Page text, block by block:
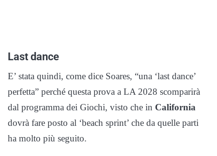
Last dance
E’ stata quindi, come dice Soares, “una ‘last dance’
perfetta” perché questa prova a LA 2028 scomparirà
dal programma dei Giochi, visto che in California
dovrà fare posto al ‘beach sprint’ che da quelle parti
ha molto più seguito.